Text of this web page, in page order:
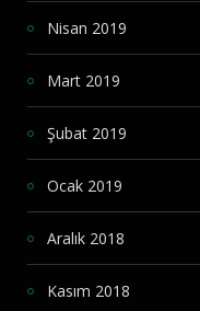
Nisan 2019
Mart 2019
Şubat 2019
Ocak 2019
Aralık 2018
Kasım 2018